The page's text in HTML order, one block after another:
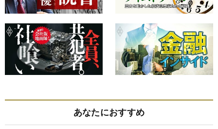
あなたにおすすめ